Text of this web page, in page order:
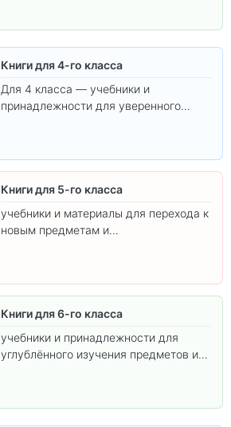
Книги для 4-го класса
Для 4 класса — учебники и
принадлежности для уверенного
Книги для 5-го класса
учебники и материалы для перехода к
новым предметам и
Книги для 6-го класса
учебники и принадлежности для
углублённого изучения предметов и